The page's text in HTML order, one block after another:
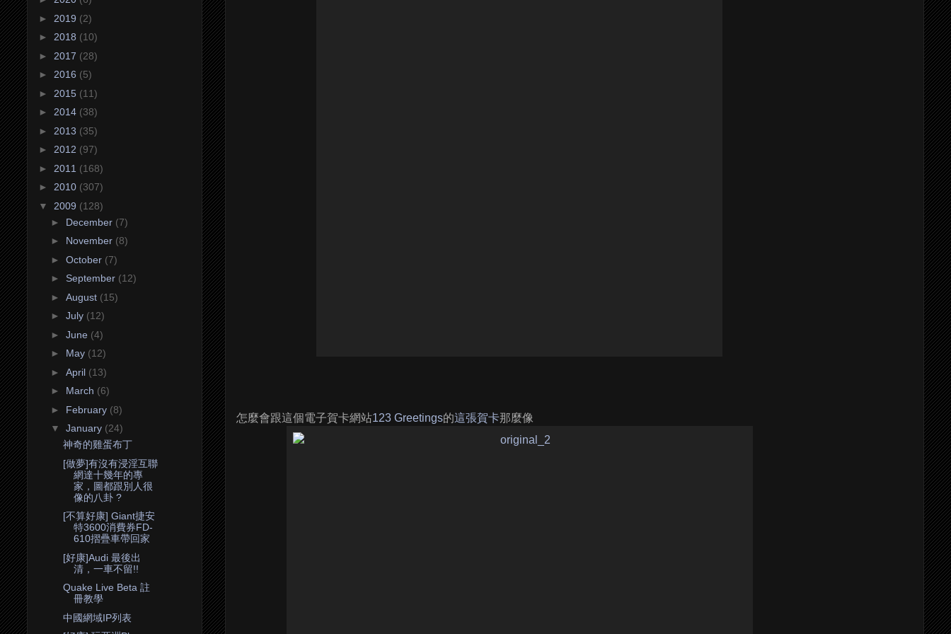
怎麼會跟這個電子賀卡網站123 Greetings的這張賀卡那麼像
► 2019 (2)
► 2018 (10)
► 2017 (28)
► 2016 (5)
► 2015 (11)
► 2014 (38)
► 2013 (35)
► 2012 (97)
► 2011 (168)
► 2010 (307)
▼ 2009 (128)
► December (7)
► November (8)
► October (7)
► September (12)
► August (15)
► July (12)
► June (4)
► May (12)
► April (13)
► March (6)
► February (8)
▼ January (24)
神奇的雞蛋布丁
[做夢]有沒有浸淫互聯
網達十幾年的專
家，圖都跟別人很
像的八卦 ?
[不算好康] Giant捷安
特3600消費券FD-
610摺疊車帶回家
[好康]Audi 最後出
清，一車不留!!
Quake Live Beta 註
冊教學
中國網域IP列表